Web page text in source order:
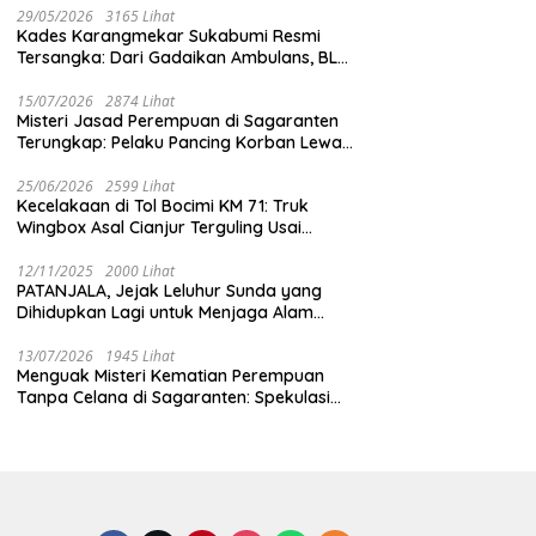
29/05/2026 3165 Lihat
Kades Karangmekar Sukabumi Resmi
Tersangka: Dari Gadaikan Ambulans, BLT
15/07/2026 2874 Lihat
Misteri Jasad Perempuan di Sagaranten
Terungkap: Pelaku Pancing Korban Lewat
25/06/2026 2599 Lihat
Kecelakaan di Tol Bocimi KM 71: Truk
Wingbox Asal Cianjur Terguling Usai
RS Sekarwangi
12/11/2025 2000 Lihat
PATANJALA, Jejak Leluhur Sunda yang
Dihidupkan Lagi untuk Menjaga Alam
13/07/2026 1945 Lihat
Menguak Misteri Kematian Perempuan
Tanpa Celana di Sagaranten: Spekulasi